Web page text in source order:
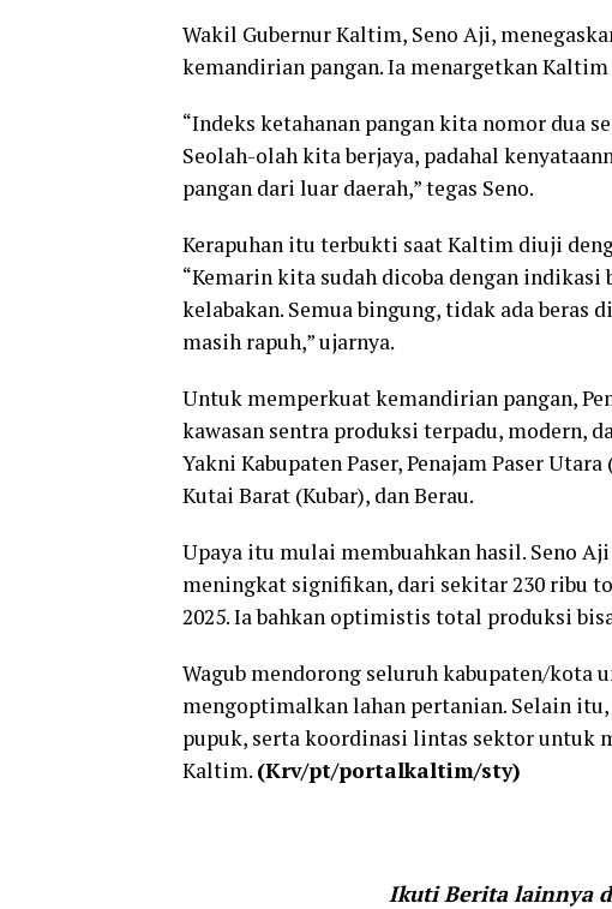
Wakil Gubernur Kaltim, Seno Aji,
kemandirian pangan. Ia menargetkan Kaltim
“Indeks ketahanan pangan kita nomor dua
Seolah-olah kita berjaya, padahal
pangan dari luar daerah,” tegas Seno.
Kerapuhan itu terbukti saat Kaltim diuji
“Kemarin kita sudah dicoba dengan
kelabakan. Semua bingung, tidak ada beras
masih rapuh,” ujarnya.
Untuk memperkuat kemandirian pangan,
kawasan sentra produksi terpadu, modern,
Yakni Kabupaten Paser, Penajam Paser
Kutai Barat (Kubar), dan Berau.
Upaya itu mulai membuahkan hasil. Seno
meningkat signifikan, dari sekitar 230 ribu
2025. Ia bahkan optimistis total produksi
Wagub mendorong seluruh kabupaten/kota
mengoptimalkan lahan pertanian. Selain
pupuk, serta koordinasi lintas sektor untuk
Kaltim. (Krv/pt/portalkaltim/sty)
Ikuti Berita lainnya